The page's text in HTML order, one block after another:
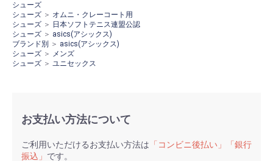
シューズ
シューズ ＞ オムニ・クレーコート用
シューズ ＞ 日本ソフトテニス連盟公認
シューズ ＞ asics(アシックス)
ブランド別
＞ asics(アシックス)
シューズ ＞ メンズ
シューズ ＞ ユニセックス
お支払い方法について
ご利用いただけるお支払い方法は 「コンビニ後払い」「銀行
振込」 です。